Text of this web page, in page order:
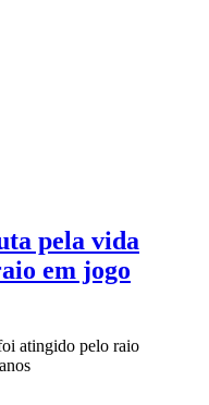
pela vida
em jogo
atingido pelo raio